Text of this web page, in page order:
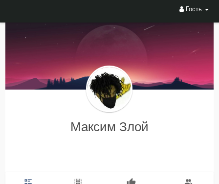
Гость
Максим Злой